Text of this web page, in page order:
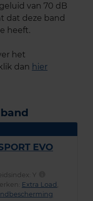
van 70 dB
dat deze band
heeft.
het
dan hier
EVO
Y
Extra Load ,